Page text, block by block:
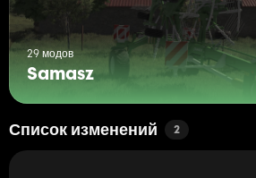
29 модов
Samasz
Список изменений 2